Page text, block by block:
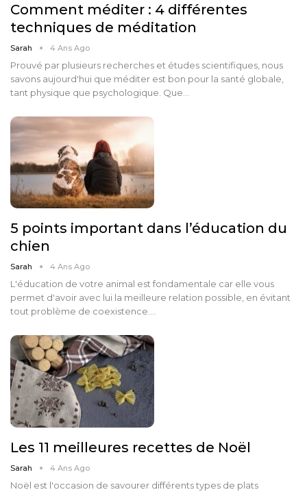
Comment méditer : 4 différentes
techniques de méditation
Sarah 4 Ans Ago
Prouvé par plusieurs recherches et études scientifiques, nous
savons aujourd'hui que méditer est bon pour la santé globale,
tant physique que psychologique. Que…
5 points important dans l’éducation du
chien
Sarah 4 Ans Ago
L'éducation de votre animal est fondamentale car elle vous
permet d'avoir avec lui la meilleure relation possible, en évitant
tout problème de coexistence.…
Les 11 meilleures recettes de Noël
Sarah 4 Ans Ago
Noël est l'occasion de savourer différents types de plats